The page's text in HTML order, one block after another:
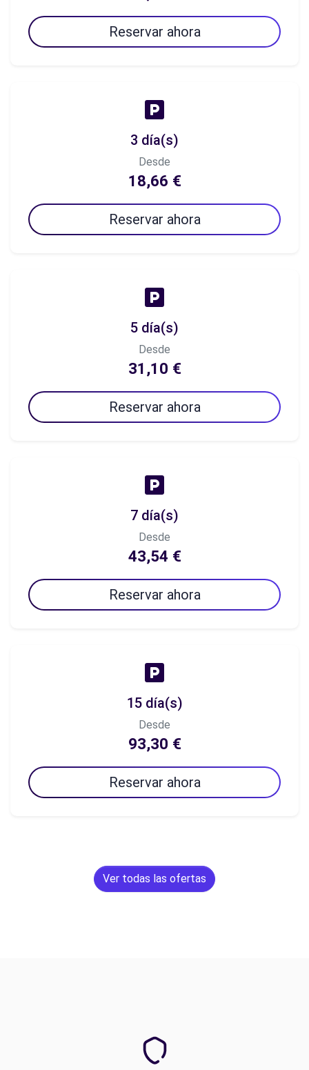
Reservar ahora
3 día(s)
Desde
18,66 €
Reservar ahora
5 día(s)
Desde
31,10 €
Reservar ahora
7 día(s)
Desde
43,54 €
Reservar ahora
15 día(s)
Desde
93,30 €
Reservar ahora
Ver todas las ofertas